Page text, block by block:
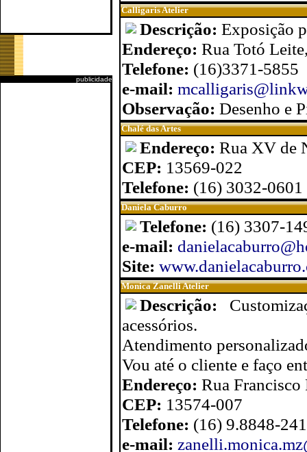
publicidade
Calligaris Atelier
Descrição: Exposição
Endereço: Rua Totó
Telefone: (16)3371-5855
e-mail:
Observação: Desenho e
Chalé das Artes
Endereço: Rua XV de
CEP: 13569-022
Telefone: (16) 3032-0601
Daniela Caburro
Telefone: (16) 3307-
e-mail:
Site:
Monica Zanelli Atelier
Descrição:
acessórios.
Atendimento
Vou até o cliente e faço
Endereço: Rua
CEP: 13574-007
Telefone: (16) 9.8848-
e-mail: